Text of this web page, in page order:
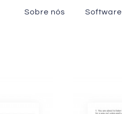
Sobre nós Software